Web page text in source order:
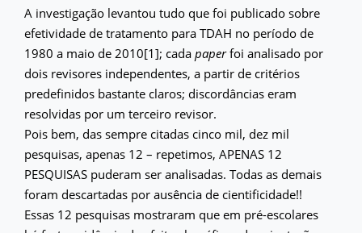
A investigação levantou tudo que foi publicado sobre
efetividade de tratamento para TDAH no período de
1980 a maio de 2010[1]; cada paperfoi analisado por
dois revisores independentes, a partir de critérios
predefinidos bastante claros; discordâncias eram
resolvidas por um terceiro revisor.
Pois bem, das sempre citadas cinco mil, dez mil
pesquisas, apenas 12 – repetimos, APENAS 12
PESQUISAS puderam ser analisadas. Todas as demais
foram descartadas por ausência de cientificidade!!
Essas 12 pesquisas mostraram que em pré-escolares